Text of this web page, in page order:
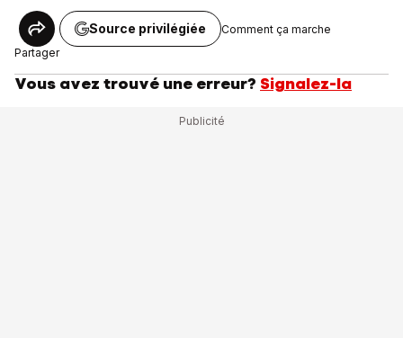
Partager
Source privilégiée Comment ça marche
Vous avez trouvé une erreur? Signalez-la